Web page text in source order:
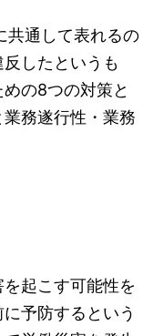
共通して表れるの
したというも
の8つの対策と
務遂行性・業務
起こす可能性を
予防するという